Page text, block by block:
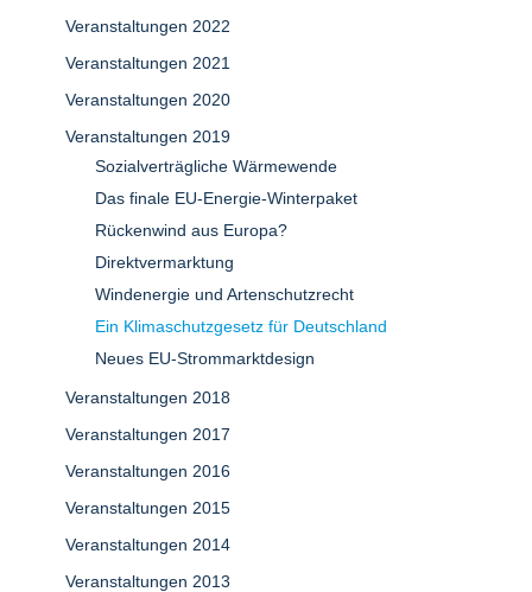
Veranstaltungen 2022
Veranstaltungen 2021
Veranstaltungen 2020
Veranstaltungen 2019
Sozialverträgliche Wärmewende
Das finale EU-Energie-Winterpaket
Rückenwind aus Europa?
Direktvermarktung
Windenergie und Artenschutzrecht
Ein Klimaschutzgesetz für Deutschland
Neues EU-Strommarktdesign
Veranstaltungen 2018
Veranstaltungen 2017
Veranstaltungen 2016
Veranstaltungen 2015
Veranstaltungen 2014
Veranstaltungen 2013